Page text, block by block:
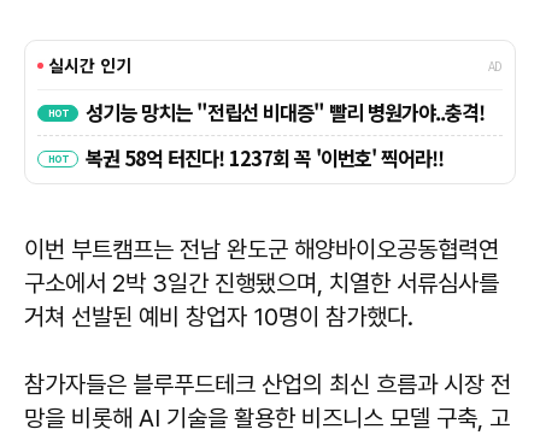
이번 부트캠프는 전남 완도군 해양바이오공동협력연
구소에서 2박 3일간 진행됐으며, 치열한 서류심사를
거쳐 선발된 예비 창업자 10명이 참가했다.
참가자들은 블루푸드테크 산업의 최신 흐름과 시장 전
망을 비롯해 AI 기술을 활용한 비즈니스 모델 구축, 고